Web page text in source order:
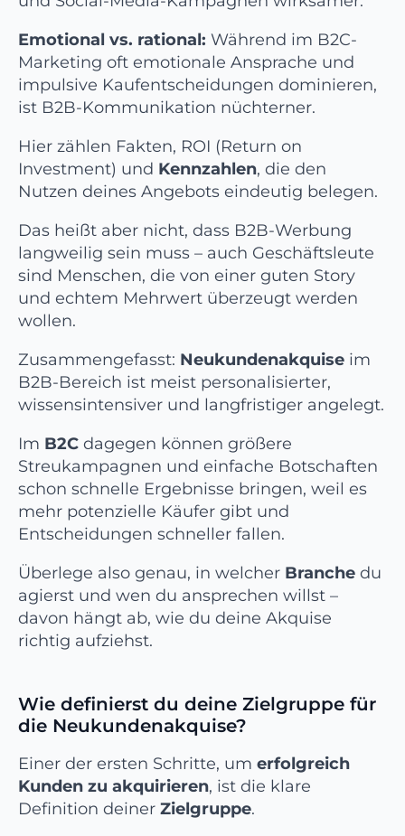
Emotional vs. rational: Während im B2C-
Marketing oft emotionale Ansprache und
impulsive Kaufentscheidungen dominieren,
ist B2B-Kommunikation nüchterner.
Hier zählen Fakten, ROI (Return on
Investment) und Kennzahlen, die den
Nutzen deines Angebots eindeutig belegen.
Das heißt aber nicht, dass B2B-Werbung
langweilig sein muss – auch Geschäftsleute
sind Menschen, die von einer guten Story
und echtem Mehrwert überzeugt werden
wollen.
Zusammengefasst: Neukundenakquise im
B2B-Bereich ist meist personalisierter,
wissensintensiver und langfristiger angelegt.
Im B2C dagegen können größere
Streukampagnen und einfache Botschaften
schon schnelle Ergebnisse bringen, weil es
mehr potenzielle Käufer gibt und
Entscheidungen schneller fallen.
Überlege also genau, in welcher Branche du
agierst und wen du ansprechen willst –
davon hängt ab, wie du deine Akquise
richtig aufziehst.
Wie definierst du deine Zielgruppe für
die Neukundenakquise?
Einer der ersten Schritte, um erfolgreich
Kunden zu akquirieren, ist die klare
Definition deiner Zielgruppe.